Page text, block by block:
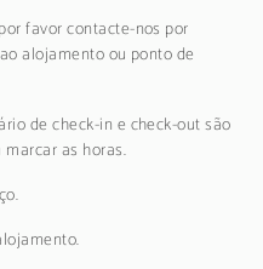
favor contacte-nos por
alojamento ou ponto de
de check-in e check-out são
as horas.